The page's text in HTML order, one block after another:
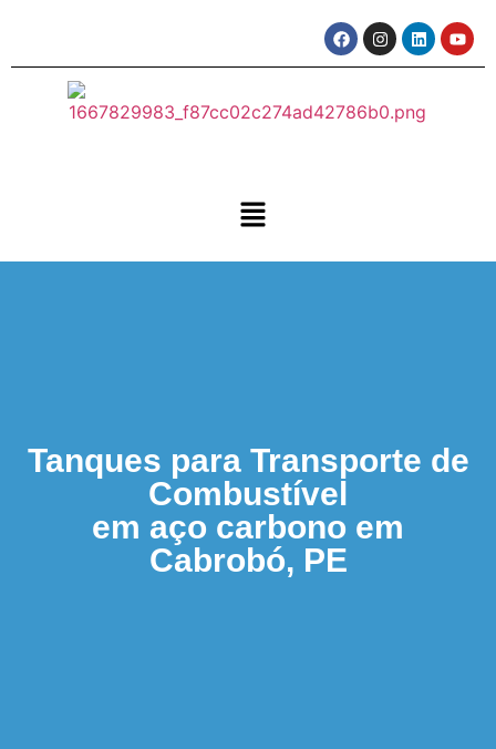
Tanques para Transporte de
Combustível
em aço carbono em
Cabrobó, PE